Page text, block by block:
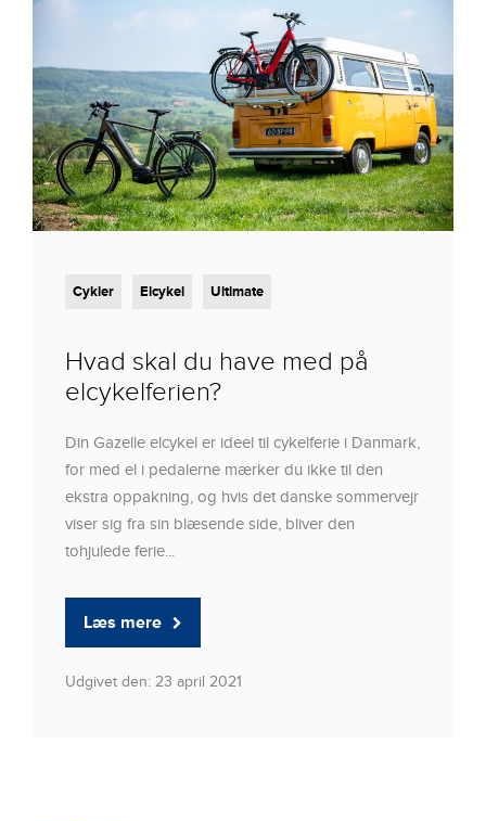
Cykler Elcykel Ultimate
Hvad skal du have med på
elcykelferien?
Din Gazelle elcykel er ideel til cykelferie i Danmark,
for med el i pedalerne mærker du ikke til den
ekstra oppakning, og hvis det danske sommervejr
viser sig fra sin blæsende side, bliver den
tohjulede ferie...
Læs mere
Udgivet den: 23 april 2021